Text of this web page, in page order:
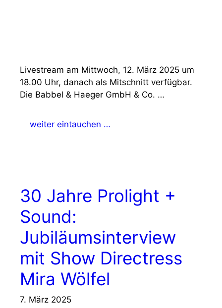
Livestream am Mittwoch, 12. März 2025 um
18.00 Uhr, danach als Mitschnitt verfügbar.
Die Babbel & Haeger GmbH & Co. …
weiter eintauchen …
30 Jahre Prolight +
Sound:
Jubiläumsinterview
mit Show Directress
Mira Wölfel
7. März 2025